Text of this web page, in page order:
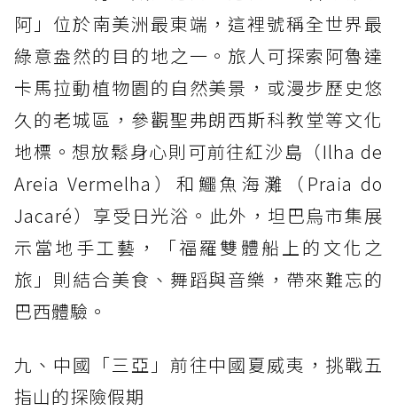
阿」位於南美洲最東端，這裡號稱全世界最
綠意盎然的目的地之一。旅人可探索阿魯達
卡馬拉動植物園的自然美景，或漫步歷史悠
久的老城區，參觀聖弗朗西斯科教堂等文化
地標。想放鬆身心則可前往紅沙島（Ilha de
Areia Vermelha）和鱷魚海灘（Praia do
Jacaré）享受日光浴。此外，坦巴烏市集展
示當地手工藝，「福羅雙體船上的文化之
旅」則結合美食、舞蹈與音樂，帶來難忘的
巴西體驗。
九、中國「三亞」前往中國夏威夷，挑戰五
指山的探險假期